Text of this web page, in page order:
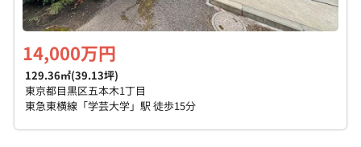
14,000万円
129.36㎡(39.13坪)
東京都目黒区五本木1丁目
東急東横線「学芸大学」駅 徒歩15分